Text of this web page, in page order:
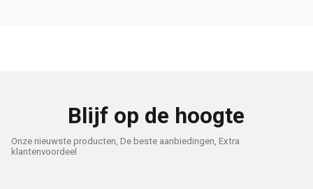
Blijf op de hoogte
Onze nieuwste producten, De beste aanbiedingen, Extra
klantenvoordeel